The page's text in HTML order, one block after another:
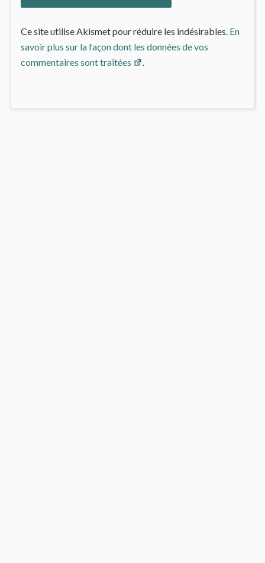
Ce site utilise Akismet pour réduire les indésirables. En
savoir plus sur la façon dont les données de vos
commentaires sont traitées
.